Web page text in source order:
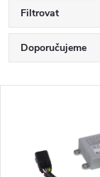
Filtrovat
Ř
a
Doporučujeme
Nejprodávanější
Abecedně